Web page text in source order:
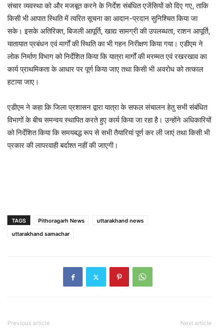
संचार व्यवस्था को और मजबूत करने के निर्देश संबंधित एजेंसियों को दिए गए, ताकि
किसी भी आपात स्थिति में त्वरित सूचना का आदान-प्रदान सुनिश्चित किया जा
सके। इसके अतिरिक्त, बिजली आपूर्ति, खाद्य सामग्री की उपलब्धता, राशन आपूर्ति,
यातायात प्रबंधन एवं मार्गों की स्थिति का भी गहन निरीक्षण किया गया। एडीएम ने
लोक निर्माण विभाग को निर्देशित किया कि यात्रा मार्गों की मरम्मत एवं रखरखाव का
कार्य प्राथमिकता के आधार पर पूर्ण किया जाए तथा किसी भी अवरोध को तत्काल
हटाया जाए।
एडीएम ने कहा कि जिला प्रशासन द्वारा यात्रा के सफल संचालन हेतु सभी संबंधित
विभागों के बीच समन्वय स्थापित करते हुए कार्य किया जा रहा है। उन्होंने अधिकारियों
को निर्देशित किया कि समयबद्ध रूप से सभी तैयारियां पूर्ण कर ली जाएं तथा किसी भी
प्रकार की लापरवाही बर्दाश्त नहीं की जाएगी।
TAGS Pithoragarh News
uttarakhand news
uttarakhand samachar
Previous article Next article